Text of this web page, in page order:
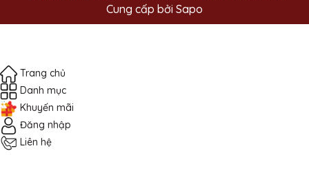
Cung cấp bởi Sapo
Trang chủ
Danh mục
Khuyến mãi
Đăng nhập
Liên hệ